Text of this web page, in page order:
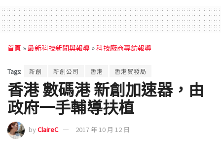
首頁 »最新科技新聞與報導 »科技廠商專訪報導
Tags: 新創 新創公司 香港 香港貿發局
香港 數碼港 新創加速器，由
政府一手輔導扶植
byClaireC 2017 年 10 月 12 日